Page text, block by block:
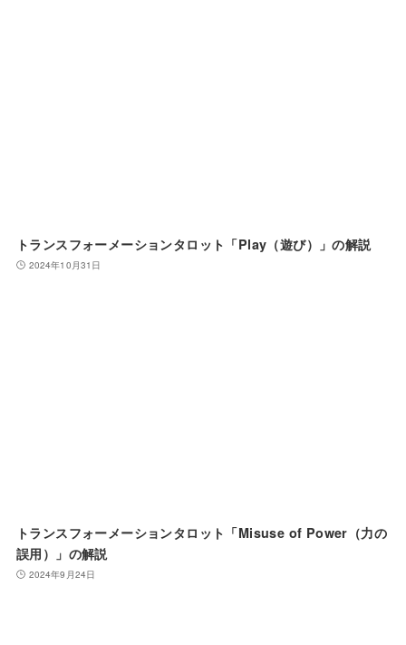
トランスフォーメーションタロット「Play（遊び）」の解説
2024年10月31日
トランスフォーメーションタロット「Misuse of Power（力の
誤用）」の解説
2024年9月24日